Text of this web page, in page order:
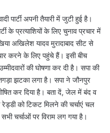
अपनी तैयारी में जुटी हुई है।
के प्रत्याशियों के लिए चुनाव प्रचार में
अखिलेश यादव मुरादाबाद सीट से
करने के लिए पहुंचे हैं। इसी बीच
की घोषणा कर दी है। सपा की
झटका लगा है। सपा ने जौनपुर
कर दिया है। बता दें, जेल में बंद व
को टिकट मिलने की चर्चाएं चल
चर्चाओं पर विराम लग गया है।